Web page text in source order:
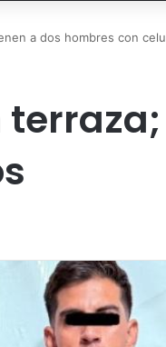
a dos hombres con